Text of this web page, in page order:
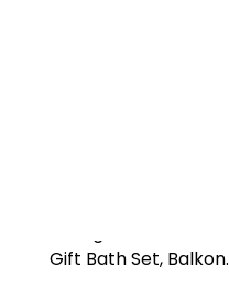
Gift Bath Set, Balkon.